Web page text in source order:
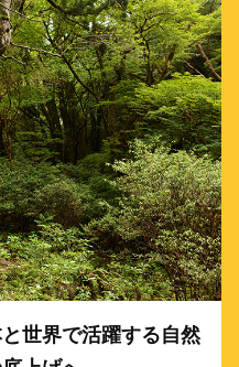
世界で活躍する自然